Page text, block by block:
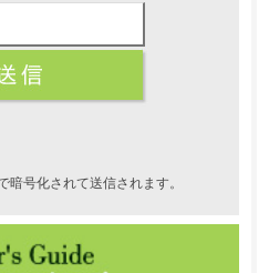
号化されて送信されます。